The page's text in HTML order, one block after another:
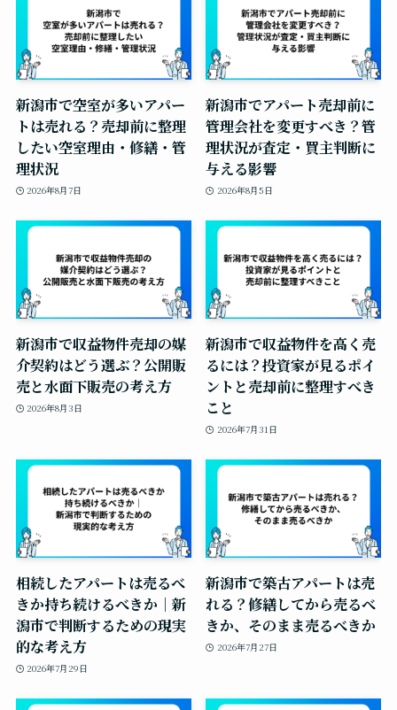
新潟市で空室が多いアパー
トは売れる？売却前に整理
したい空室理由・修繕・管
理状況
2026年8月7日
新潟市でアパート売却前に
管理会社を変更すべき？管
理状況が査定・買主判断に
与える影響
2026年8月5日
新潟市で収益物件売却の媒
介契約はどう選ぶ？公開販
売と水面下販売の考え方
2026年8月3日
新潟市で収益物件を高く売
るには？投資家が見るポイ
ントと売却前に整理すべき
こと
2026年7月31日
相続したアパートは売るべ
きか持ち続けるべきか｜新
潟市で判断するための現実
的な考え方
2026年7月29日
新潟市で築古アパートは売
れる？修繕してから売るべ
きか、そのまま売るべきか
2026年7月27日